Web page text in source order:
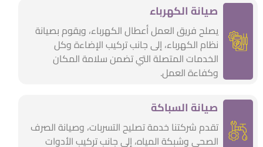
صيانة الكهرباء
يصلح فريق العمل أعطال الكهرباء، ويقوم بصيانة
نظام الكهرباء، إلى جانب تركيب الإضاءة وكل
الخدمات المتصلة التي تضمن سلامة المكان
وكفاءة العمل.
صيانة السباكة
تقدم شركتنا خدمة تصليح التسربات، وصيانة الصرف
الصحي وشبكة المياه، إلى جانب تركيب الأدوات